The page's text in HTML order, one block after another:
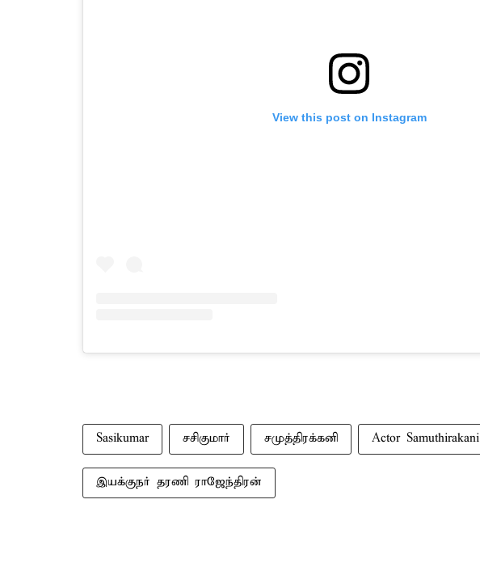
View this post on Instagram
Sasikumar சசிகுமார் சமுத்திரக்கனி Actor Samuthirakani
இயக்குநர் தரணி ராஜேந்திரன்